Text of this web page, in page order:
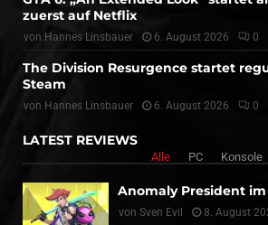
zuerst auf Netflix
von Hannes Linsbauer 6. August 2026 0
The Division Resurgence startet
Steam
von Hannes Linsbauer 6. August 2026 0
LATEST REVIEWS
Alle PC Konsole
Anomaly President im
von Sven Evil 8. August